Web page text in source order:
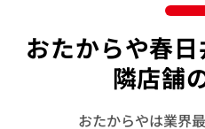
おたからや春
隣店舗
おたからやは業界